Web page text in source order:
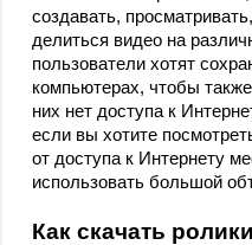
создавать,
делиться видео на
пользователи хотят
компьютерах, чтобы
них нет доступа к
если вы хотите
от доступа к Интернету
использовать большой
Как скачать